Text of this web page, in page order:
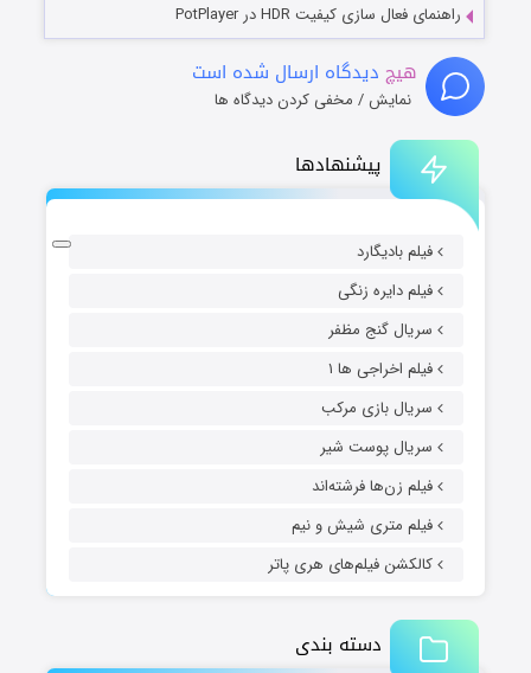
پیشنهادها
فیلم بادیگارد
فیلم دایره زنگی
سریال گنج مظفر
فیلم اخراجی ها ۱
سریال بازی مرکب
سریال پوست شیر
فیلم زن‌ها فرشته‌اند
فیلم متری شیش و نیم
کالکشن فیلم‌های هری پاتر
دسته بندی
راهنمای فعال سازی کیفیت HDR در PotPlayer
هیچ دیدگاه ارسال شده است
نمایش / مخفی کردن دیدگاه ها